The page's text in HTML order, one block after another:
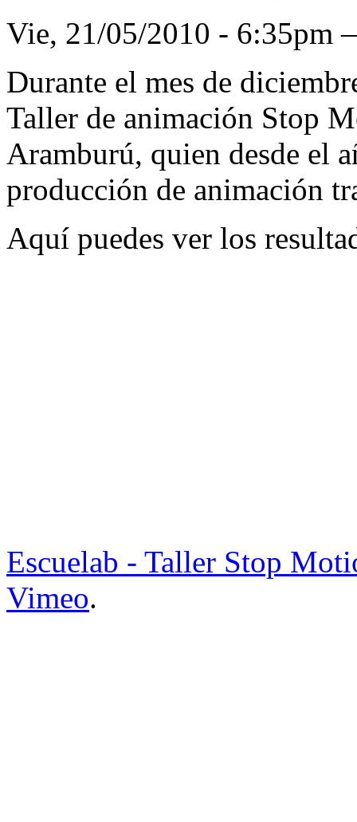
Vie, 21/05/2010 -
Durante el mes de
Taller de animación Stop
Aramburú, quien desde el
producción de animación
Aquí puedes ver los
Escuelab - Taller Stop
Vimeo.